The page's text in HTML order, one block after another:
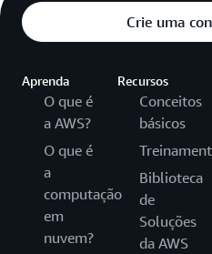
Crie uma
Aprenda
O que é
a AWS?
O que é
a
computação
em
nuvem?
Recursos
Conceitos
básicos
Biblioteca
de
Soluções
da AWS